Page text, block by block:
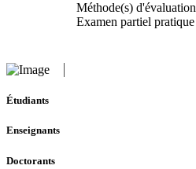
Méthode(s)
Examen partiel pratique
Étudiants
Enseignants
Doctorants